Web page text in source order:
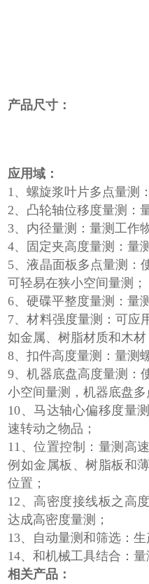
产品尺寸：
应用域：
1、螺旋浆叶片多点量测
2、凸轮轴位移度量测：
3、内径量测：量测工作
4、固定夹高度量测：量
5、液晶面板多点量测：
可轻易在狭小空间量测；
6、硬碟平整度量测：量
7、材料强度量测：可应
如金属、树脂材质和木材
8、扣件高度量测：量测
9、机器底盘高度量测：
小空间量测，机器底盘多
10、马达轴心偏移度量
速转动之物品；
11、位置控制：量测高
例如金属板、树脂板和
位置；
12、高密度接线板之高
达成高密度量测；
13、自动量测和筛选：
14、和机械工具结合：
相关产品：